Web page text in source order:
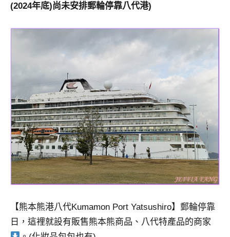
(2024年底)尚未安排郵輪停靠八代港)
【熊本熊港八代Kumamon Port Yatsushiro】郵輪停靠
日，這裡就設有販售熊本熊商品、八代特產品的商家